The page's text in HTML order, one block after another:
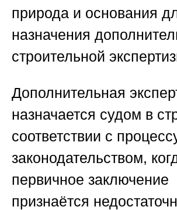
природа и основания
назначения
строительной
Дополнительная
назначается судом в
соответствии с
законодательством,
первичное заключение
признаётся